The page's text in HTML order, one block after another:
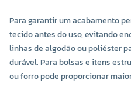
Para garantir um acabamento
tecido antes do uso, evitando
linhas de algodão ou poliéster
durável. Para bolsas e itens
ou forro pode proporcionar